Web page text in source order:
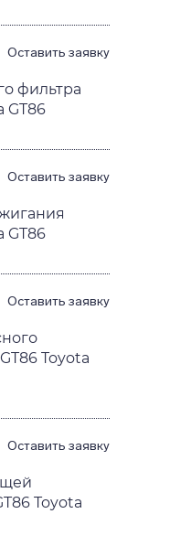
Оставить заявку
фильтра
GT86
Оставить заявку
GT86
Оставить заявку
Toyota
Оставить заявку
Toyota